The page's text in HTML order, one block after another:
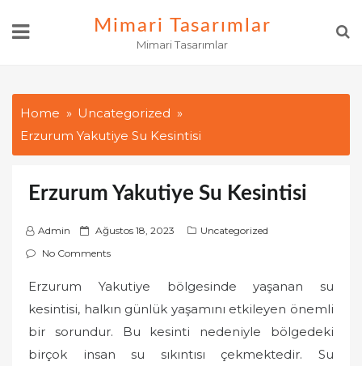
Mimari Tasarımlar
Mimari Tasarımlar
Home
Uncategorized
Erzurum Yakutiye Su Kesintisi
Erzurum Yakutiye Su Kesintisi
Admin
P
o
e
d
Ağustos 18, 2023
Uncategorized
No Comments
Erzurum Yakutiye bölgesinde yaşanan su
kesintisi, halkın günlük yaşamını etkileyen önemli
bir sorundur. Bu kesinti nedeniyle bölgedeki
birçok insan su sıkıntısı çekmektedir. Su